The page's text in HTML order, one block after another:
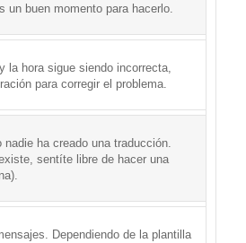
un buen momento para hacerlo.
la hora sigue siendo incorrecta,
para corregir el problema.
ha creado una traducción.
sentíte libre de hacer una
Dependiendo de la plantilla